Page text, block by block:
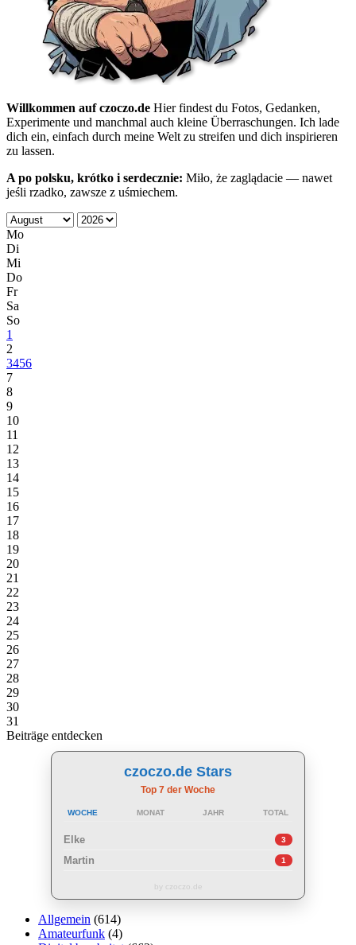
Willkommen auf czoczo.de Hier findest du Fotos, Gedanken,
Experimente und manchmal auch kleine Überraschungen. Ich lade
dich ein, einfach durch meine Welt zu streifen und dich inspirieren
zu lassen.
A po polsku, krótko i serdecznie: Miło, że zaglądacie — nawet
jeśli rzadko, zawsze z uśmiechem.
Mo
Di
Mi
Do
Fr
Sa
So
1
2
3456
7
8
9
10
11
12
13
14
15
16
17
18
19
20
21
22
23
24
25
26
27
28
29
30
31
Beiträge entdecken
czoczo.de Stars
Top 7 der Woche
WOCHE MONAT JAHR TOTAL
Elke 3
Martin 1
by czoczo.de
Allgemein (614)
Amateurfunk (4)